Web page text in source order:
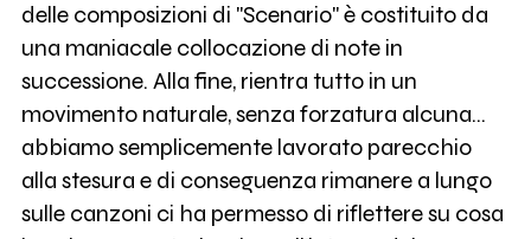
delle composizioni di "Scenario" è costituito da
una maniacale collocazione di note in
successione. Alla fine, rientra tutto in un
movimento naturale, senza forzatura alcuna...
abbiamo semplicemente lavorato parecchio
alla stesura e di conseguenza rimanere a lungo
sulle canzoni ci ha permesso di riflettere su cosa